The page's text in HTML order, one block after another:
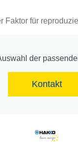
für
der
Kontakt